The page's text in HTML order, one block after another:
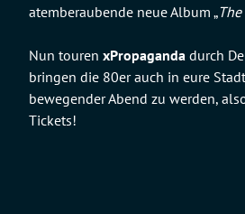
atemberaubende neue Album „
Nun touren xPropaganda durch
bringen die 80er auch in eure
bewegender Abend zu werden,
Tickets!